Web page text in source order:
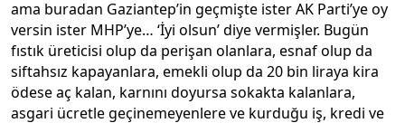
ama buradan Gaziantep’in geçmişte ister AK Parti’ye oy
versin ister MHP’ye… ‘İyi olsun’ diye vermişler. Bugün
fıstık üreticisi olup da perişan olanlara, esnaf olup da
siftahsız kapayanlara, emekli olup da 20 bin liraya kira
ödese aç kalan, karnını doyursa sokakta kalanlara,
asgari ücretle geçinemeyenlere ve kurduğu iş, kredi ve